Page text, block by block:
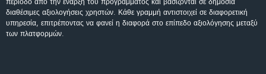
διαθέσιμες αξιολογήσεις χρηστών. Κάθε γραμμή αντιστοιχεί σε διαφορετική
υπηρεσία, επιτρέποντας να φανεί η διαφορά στο επίπεδο αξιολόγησης μεταξύ
των πλατφορμών.